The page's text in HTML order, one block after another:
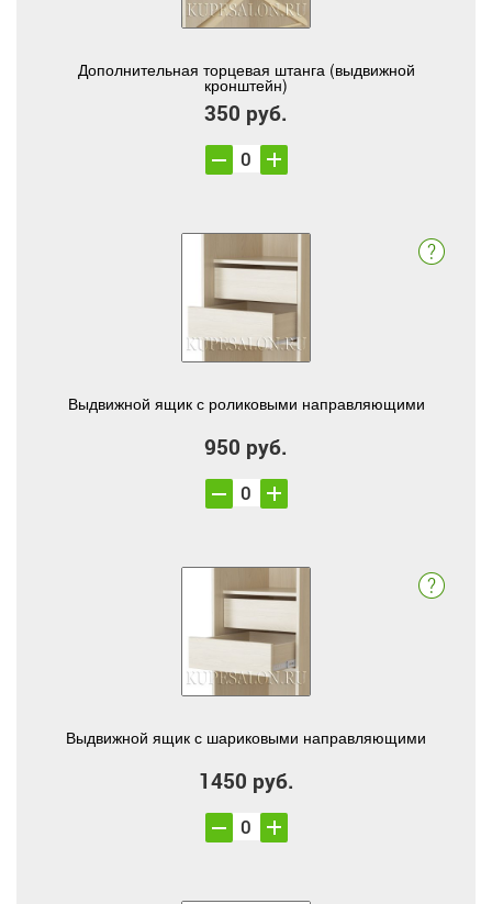
Дополнительная торцевая штанга (выдвижной
кронштейн)
350 руб.
Выдвижной ящик с роликовыми направляющими
950 руб.
Выдвижной ящик с шариковыми направляющими
1450 руб.